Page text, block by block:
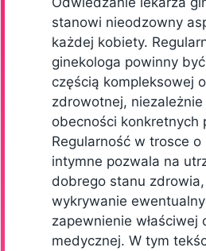
stanowi nieodzowny
każdej kobiety.
ginekologa powinny
częścią kompleksowej
zdrowotnej,
obecności konkretnych
Regularność w trosce o
intymne pozwala na
dobrego stanu
wykrywanie
zapewnienie właściwej
medycznej. W tym